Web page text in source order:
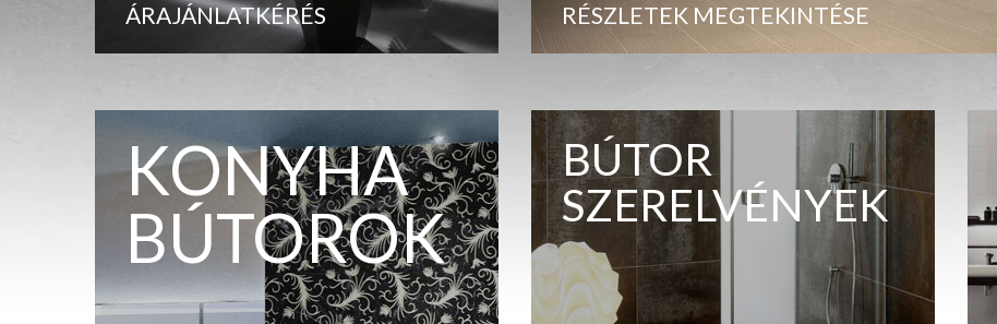
ÁRAJÁNLATKÉRÉS RÉSZLETEK MEGTEKINTÉSE
KONYHA
BÚTOROK
BÚTOR
SZERELVÉNYEK